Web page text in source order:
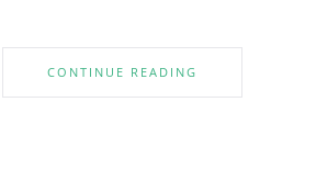
CONTINUE READING